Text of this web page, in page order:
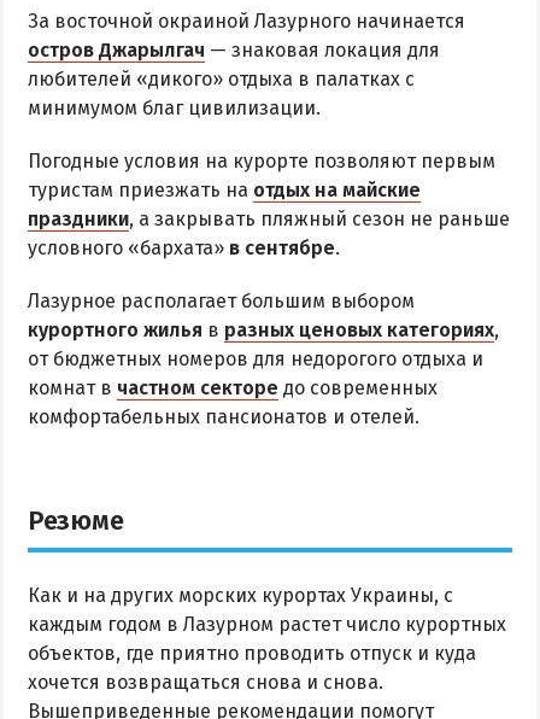
За восточной окраиной Лазурного начинается
остров Джарылгач — знаковая локация для
любителей «дикого» отдыха в палатках с
минимумом благ цивилизации.
Погодные условия на курорте позволяют первым
туристам приезжать на отдых на майские
праздники, а закрывать пляжный сезон не раньше
условного «бархата» в сентябре.
Лазурное располагает большим выбором
курортного жилья в разных ценовых категориях,
от бюджетных номеров для недорогого отдыха и
комнат в частном секторе до современных
комфортабельных пансионатов и отелей.
Резюме
Как и на других морских курортах Украины, с
каждым годом в Лазурном растет число курортных
объектов, где приятно проводить отпуск и куда
хочется возвращаться снова и снова.
Вышеприведенные рекомендации помогут